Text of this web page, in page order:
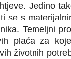
Jedino
se s
Temeljni
plaća za
životnih